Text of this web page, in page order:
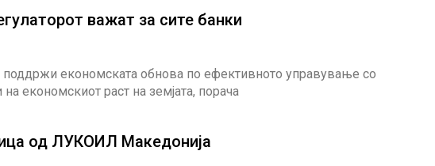
важат за сите банки
поддржи економската обнова по ефективното управување со
економскиот раст на земјата, порача
од ЛУКОИЛ Македонија